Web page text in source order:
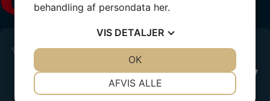
behandling af persondata her.
VIS DETALJER
AFVIS ALLE
OK